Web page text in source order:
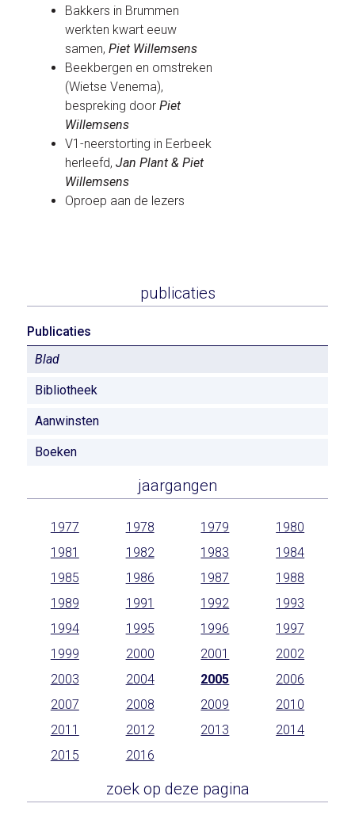
Bakkers in Brummen
werkten kwart eeuw
samen,Piet Willemsens
Beekbergen en omstreken
(Wietse Venema),
bespreking doorPiet
Willemsens
V1-neerstorting in Eerbeek
herleefd,Jan Plant & Piet
Willemsens
Oproep aan de lezers
publicaties
Publicaties
Blad
Bibliotheek
Aanwinsten
Boeken
jaargangen
1977 1978 1979
1980
1981
1982 1983
1984
1985
1986 1987
1988
1989
1991 1992
1993
1994
1995 1996
1997
1999
2000 2001
2002
2003
2004 2005
2006
2007
2008 2009
2010
2011
2012 2013
2014
2015
2016
zoek op deze pagina